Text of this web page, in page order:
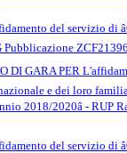
del servizio di
Pubblicazione
GARA PER
e dei loro
2018/2020â - RUP
del servizio di